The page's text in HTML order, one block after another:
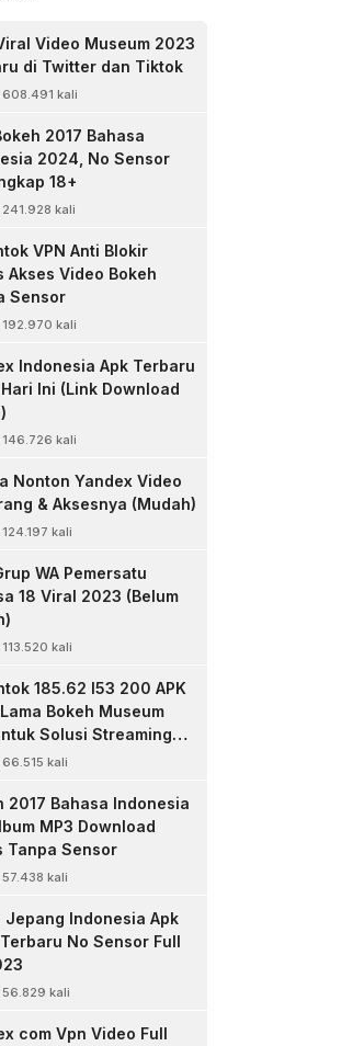
Video Museum 2023
di Twitter dan Tiktok
kali
2017 Bahasa
2024, No Sensor
18+
kali
VPN Anti Blokir
Akses Video Bokeh
Sensor
kali
Indonesia Apk Terbaru
Ini (Link Download
kali
Nonton Yandex Video
& Aksesnya (Mudah)
kali
WA Pemersatu
18 Viral 2023 (Belum
kali
185.62 l53 200 APK
Bokeh Museum
Solusi Streaming
Tanpa Batas
kali
2017 Bahasa Indonesia
MP3 Download
Tanpa Sensor
kali
Jepang Indonesia Apk
No Sensor Full
kali
com Vpn Video Full